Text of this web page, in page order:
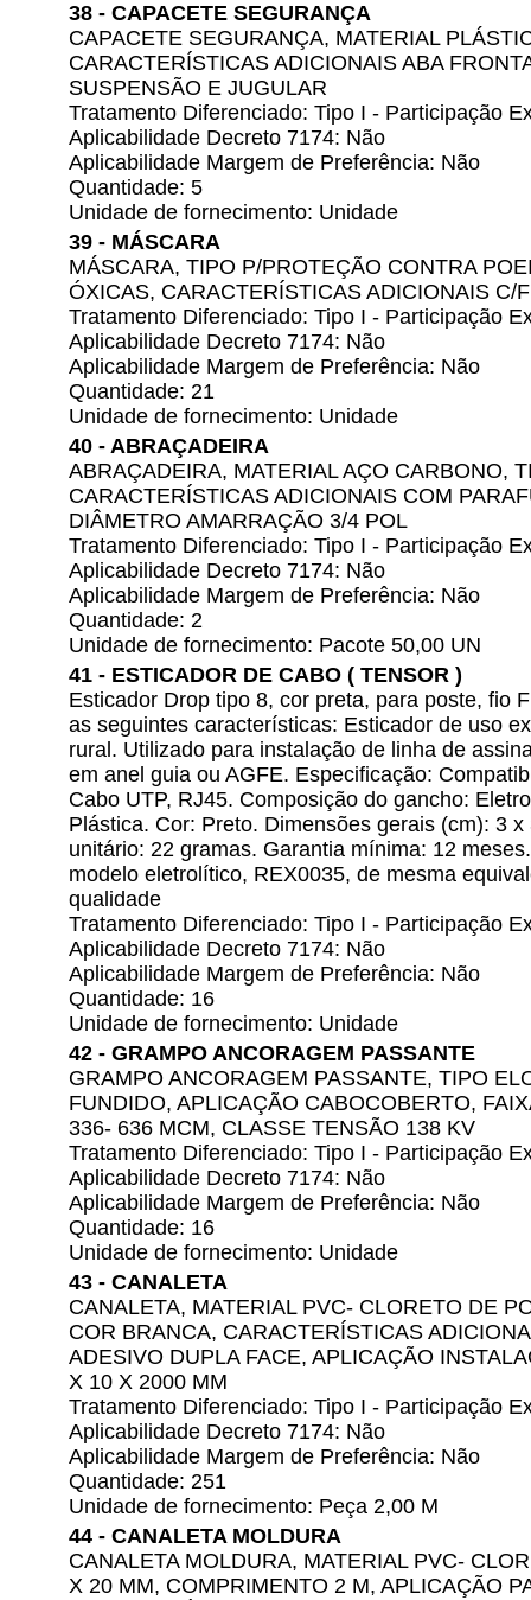
38 - CAPACETE SEGURANÇA
CAPACETE SEGURANÇA, MATERIAL
CARACTERÍSTICAS ADICIONAIS ABA
SUSPENSÃO E JUGULAR
Tratamento Diferenciado: Tipo I - Participação
Aplicabilidade Decreto 7174: Não
Aplicabilidade Margem de Preferência: Não
Quantidade: 5
Unidade de fornecimento: Unidade
39 - MÁSCARA
MÁSCARA, TIPO P/PROTEÇÃO CONTRA
ÓXICAS, CARACTERÍSTICAS ADICIONAIS C/
Tratamento Diferenciado: Tipo I - Participação
Aplicabilidade Decreto 7174: Não
Aplicabilidade Margem de Preferência: Não
Quantidade: 21
Unidade de fornecimento: Unidade
40 - ABRAÇADEIRA
ABRAÇADEIRA, MATERIAL AÇO CARBONO,
CARACTERÍSTICAS ADICIONAIS COM
DIÂMETRO AMARRAÇÃO 3/4 POL
Tratamento Diferenciado: Tipo I - Participação
Aplicabilidade Decreto 7174: Não
Aplicabilidade Margem de Preferência: Não
Quantidade: 2
Unidade de fornecimento: Pacote 50,00 UN
41 - ESTICADOR DE CABO ( TENSOR )
Esticador Drop tipo 8, cor preta, para poste, fio
as seguintes características: Esticador de uso
rural. Utilizado para instalação de linha de
em anel guia ou AGFE. Especificação:
Cabo UTP, RJ45. Composição do gancho:
Plástica. Cor: Preto. Dimensões gerais (cm): 3
unitário: 22 gramas. Garantia mínima: 12
modelo eletrolítico, REX0035, de mesma
qualidade
Tratamento Diferenciado: Tipo I - Participação
Aplicabilidade Decreto 7174: Não
Aplicabilidade Margem de Preferência: Não
Quantidade: 16
Unidade de fornecimento: Unidade
42 - GRAMPO ANCORAGEM PASSANTE
GRAMPO ANCORAGEM PASSANTE, TIPO
FUNDIDO, APLICAÇÃO CABOCOBERTO,
336- 636 MCM, CLASSE TENSÃO 138 KV
Tratamento Diferenciado: Tipo I - Participação
Aplicabilidade Decreto 7174: Não
Aplicabilidade Margem de Preferência: Não
Quantidade: 16
Unidade de fornecimento: Unidade
43 - CANALETA
CANALETA, MATERIAL PVC- CLORETO DE
COR BRANCA, CARACTERÍSTICAS
ADESIVO DUPLA FACE, APLICAÇÃO
X 10 X 2000 MM
Tratamento Diferenciado: Tipo I - Participação
Aplicabilidade Decreto 7174: Não
Aplicabilidade Margem de Preferência: Não
Quantidade: 251
Unidade de fornecimento: Peça 2,00 M
44 - CANALETA MOLDURA
CANALETA MOLDURA, MATERIAL PVC-
X 20 MM, COMPRIMENTO 2 M, APLICAÇÃO